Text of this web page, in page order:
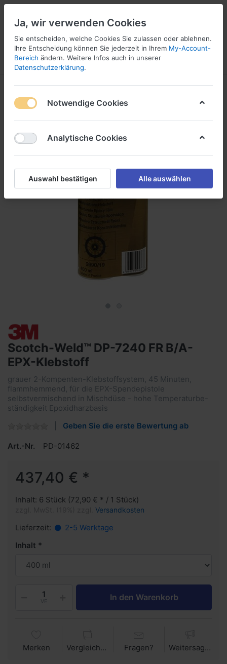
Menü Anmelden Vergleichen Wunschliste
1
Scotch-Weld™ DP-7240 FR B/A-
EPX-Klebstoff
grauer 2-Kompenten-Klebstoffsystem, 45 Minuten,
flammhemmend, für die EPX-Spendepistole
selbstvermischend in Mischdüse - hohe Temperaturbe-
ständigkeit Epoxidharzbasis
Geben Sie die erste Bewertung ab
Art.-Nr. PD-01462
437,40 € *
Inhalt: 6 Stück (72,90 € * / 1 Stück)
Versandkosten
Lieferzeit:
2-5 Werktage
Inhalt
VE In den Warenkorb
Merken Vergleichen Fragen? Weitersagen
Ja, wir verwenden Cookies
Sie entscheiden, welche Cookies Sie zulassen oder ablehnen.
Ihre Entscheidung können Sie jederzeit in Ihrem My-Account-
Bereich ändern. Weitere Infos auch in unserer
Datenschutzerklärung.
Notwendige Cookies
Analytische Cookies
Auswahl bestätigen Alle auswählen